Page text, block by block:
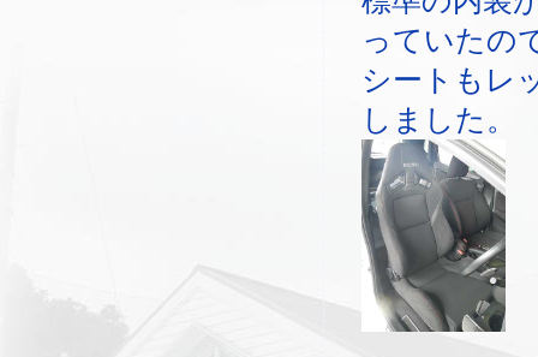
っていたの
シートもレ
しました。